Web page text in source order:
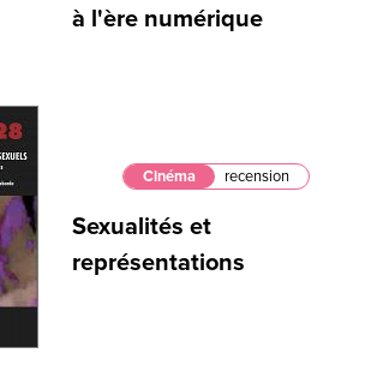
à l'ère numérique
Cinéma recension
Sexualités et
représentations